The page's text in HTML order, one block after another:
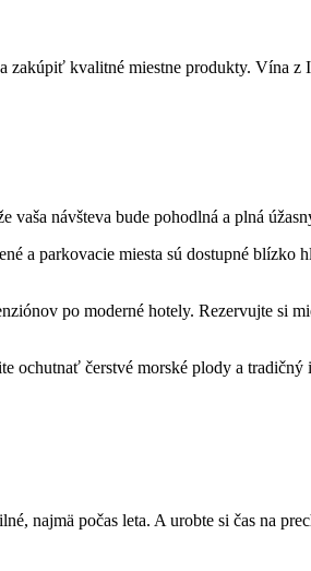
kvalitné miestne produkty. Vína z
vaša návšteva bude pohodlná a plná
a parkovacie miesta sú dostupné
po moderné hotely. Rezervujte si
ochutnať čerstvé morské plody a tradičný
najmä počas leta. A urobte si čas na